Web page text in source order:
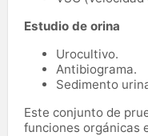
Estudio de orina
Urocultivo.
Antibiograma.
Sedimento
Este conjunto de
funciones orgánicas